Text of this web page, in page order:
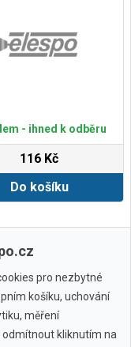
- ihned k odběru
116 Kč
Do košíku
pro nezbytné
košíku, uchování
měření
kliknutím na